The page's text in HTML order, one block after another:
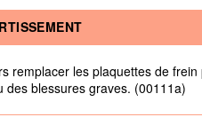
remplacer les plaquettes de
des blessures graves. (00111a)